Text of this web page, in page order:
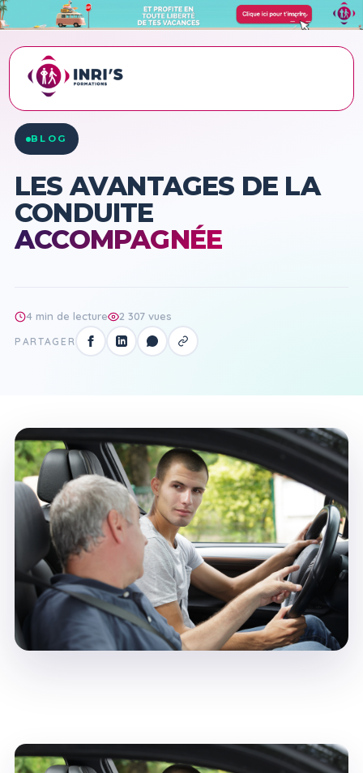
ACCUEIL BLOG
LES AVANTAGES DE LA CONDUITE ACCOMPAGNÉE
BLOG
LES AVANTAGES DE LA
CONDUITE
ACCOMPAGNÉE
4 min de lecture 2 307 vues
PARTAGER